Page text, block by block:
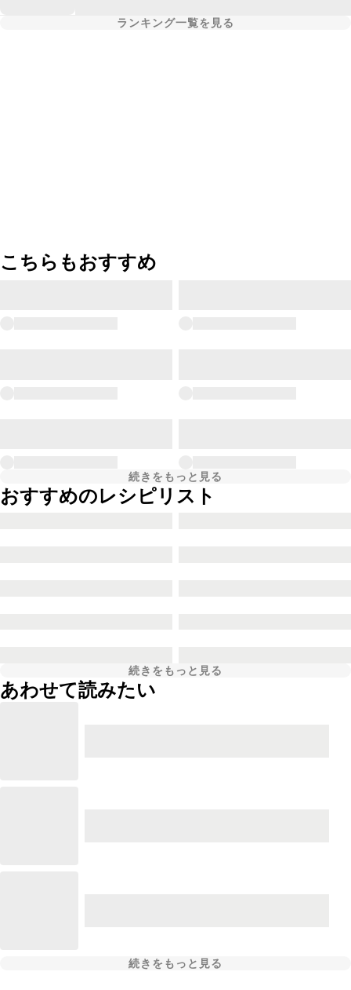
ランキング一覧を見る
こちらもおすすめ
続きをもっと見る
おすすめのレシピリスト
続きをもっと見る
あわせて読みたい
続きをもっと見る